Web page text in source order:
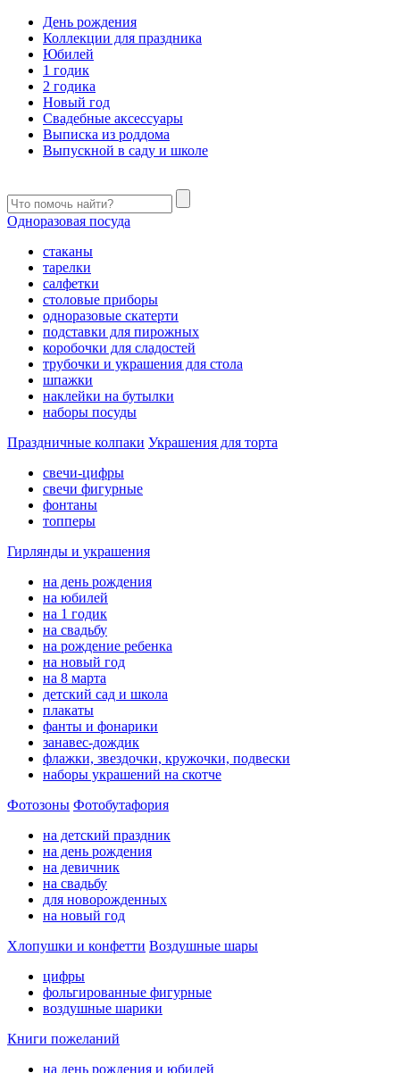
День рождения
Коллекции для праздника
Юбилей
1 годик
2 годика
Новый год
Свадебные аксессуары
Выписка из роддома
Выпускной в саду и школе
Одноразовая посуда
стаканы
тарелки
салфетки
столовые приборы
одноразовые скатерти
подставки для пирожных
коробочки для сладостей
трубочки и украшения для стола
шпажки
наклейки на бутылки
наборы посуды
Праздничные колпаки Украшения для торта
свечи-цифры
свечи фигурные
фонтаны
топперы
Гирлянды и украшения
на день рождения
на юбилей
на 1 годик
на свадьбу
на рождение ребенка
на новый год
на 8 марта
детский сад и школа
плакаты
фанты и фонарики
занавес-дождик
флажки, звездочки, кружочки, подвески
наборы украшений на скотче
Фотозоны Фотобутафория
на детский праздник
на день рождения
на девичник
на свадьбу
для новорожденных
на новый год
Хлопушки и конфетти Воздушные шары
цифры
фольгированные фигурные
воздушные шарики
Книги пожеланий
на день рождения и юбилей